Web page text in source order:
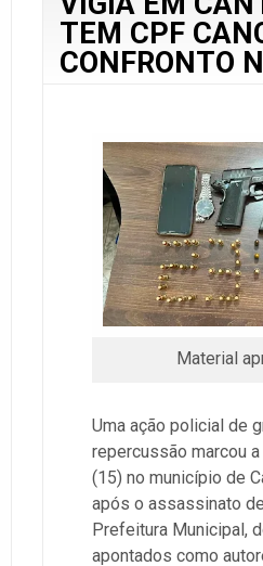
TEM CPF
CONFRONTO
Material
Uma ação policial de
repercussão marcou
(15) no município de
após o assassinato
Prefeitura Municipal,
apontados como